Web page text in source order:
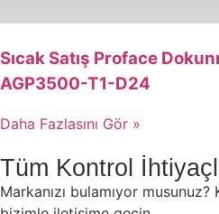
Sıcak Satış Proface
AGP3500-T1-D24
Daha Fazlasını Gör »
Tüm Kontrol
Markanızı bulamıyor musunuz?